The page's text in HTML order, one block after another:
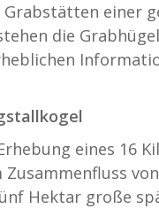
einer
die
eines 16
Hektar große